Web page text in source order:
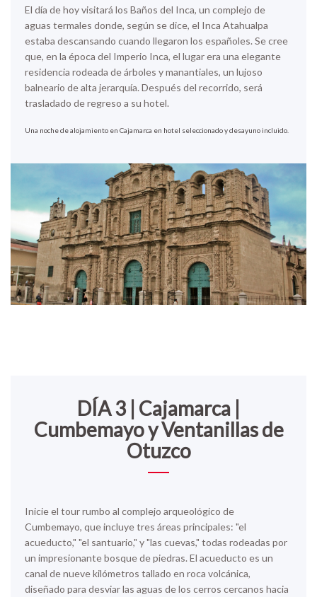
El día de hoy visitará los Baños del Inca, un complejo de
aguas termales donde, según se dice, el Inca Atahualpa
estaba descansando cuando llegaron los españoles. Se cree
que, en la época del Imperio Inca, el lugar era una elegante
residencia rodeada de árboles y manantiales, un lujoso
balneario de alta jerarquía. Después del recorrido, será
trasladado de regreso a su hotel.
Una noche de alojamiento en Cajamarca en hotel seleccionado y desayuno incluido.
DÍA 3 | Cajamarca |
Cumbemayo y Ventanillas de
Otuzco
Inicie el tour rumbo al complejo arqueológico de
Cumbemayo, que incluye tres áreas principales: "el
acueducto," "el santuario," y "las cuevas," todas rodeadas por
un impresionante bosque de piedras. El acueducto es un
canal de nueve kilómetros tallado en roca volcánica,
diseñado para desviar las aguas de los cerros cercanos hacia